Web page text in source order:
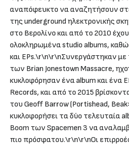
αναπόφευκτο να αναζητήσουν
της underground ηλεκτρονικής
στο Βερολίνο και από το 2010
ολοκληρωμένα studio albums,
και EPs.\r\n\r\nΣυνεργάστηκαν με
των Brian Jonestown Massacre,
κυκλοφόρησαν ένα album και ένα
Records, και από το 2015
του Geoff Barrow (Portishead,
κυκλοφορήσει τα δύο τελευταία
Boom των Spacemen 3 να
πιο πρόσφατου.\r\n\r\nΟι